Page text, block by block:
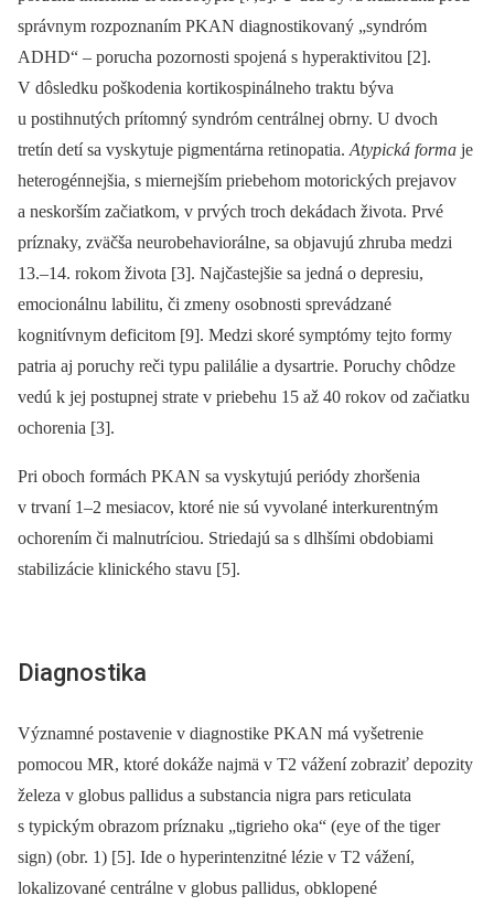
správnym rozpoznaním PKAN diagnostikovaný „syndróm
ADHD“ –⁠ porucha pozornosti spojená s hyperaktivitou [2].
V dôsledku poškodenia kortikospinálneho traktu býva
u postihnutých prítomný syndróm centrálnej obrny. U dvoch
tretín detí sa vyskytuje pigmentárna retinopatia. Atypická forma je
heterogénnejšia, s miernejším priebehom motorických prejavov
a neskorším začiatkom, v prvých troch dekádach života. Prvé
príznaky, zväčša neuro­behaviorálne, sa objavujú zhruba medzi
13.–14. rokom života [3]. Najčastejšie sa jedná o depresiu,
emocionálnu labilitu, či zmeny osobnosti sprevádzané
kognitívnym deficitom [9]. Medzi skoré symptómy tejto formy
patria aj poruchy reči typu palilálie a dysartrie. Poruchy chôdze
vedú k jej postupnej strate v priebehu ­15 až 40 rokov od začiatku
ochorenia [3].
Pri oboch formách PKAN sa vyskytujú periódy zhoršenia
v trvaní 1–2 mesiacov, ktoré nie sú vyvolané interkurentným
ochorením či malnutríciou. Striedajú sa s dlhšími obdobiami
stabilizácie klinického stavu [5].
Diagnostika
Významné postavenie v diagnostike PKAN má vyšetrenie
pomocou MR, ktoré dokáže najmä v T2 vážení zobraziť depozity
železa v globus pallidus a substancia nigra pars reticulata
s typickým obrazom príznaku „tigrieho oka“ (eye of the tiger
sign) (obr. 1) [5]. Ide o hyperintenzitné lézie v T2 vážení,
lokalizované centrálne v globus pallidus, obklopené